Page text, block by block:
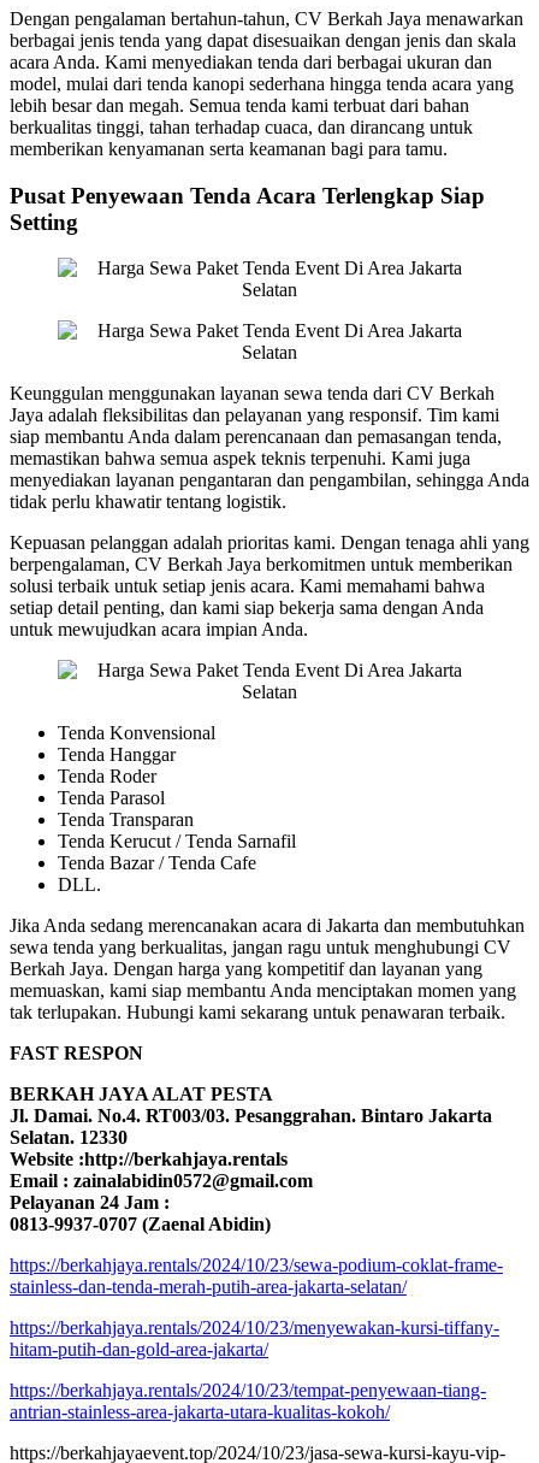
Dengan pengalaman bertahun-tahun, CV Berkah Jaya menawarkan
berbagai jenis tenda yang dapat disesuaikan dengan jenis dan skala
acara Anda. Kami menyediakan tenda dari berbagai ukuran dan
model, mulai dari tenda kanopi sederhana hingga tenda acara yang
lebih besar dan megah. Semua tenda kami terbuat dari bahan
berkualitas tinggi, tahan terhadap cuaca, dan dirancang untuk
memberikan kenyamanan serta keamanan bagi para tamu.
Pusat Penyewaan Tenda Acara Terlengkap Siap
Setting
Keunggulan menggunakan layanan sewa tenda dari CV Berkah
Jaya adalah fleksibilitas dan pelayanan yang responsif. Tim kami
siap membantu Anda dalam perencanaan dan pemasangan tenda,
memastikan bahwa semua aspek teknis terpenuhi. Kami juga
menyediakan layanan pengantaran dan pengambilan, sehingga Anda
tidak perlu khawatir tentang logistik.
Kepuasan pelanggan adalah prioritas kami. Dengan tenaga ahli yang
berpengalaman, CV Berkah Jaya berkomitmen untuk memberikan
solusi terbaik untuk setiap jenis acara. Kami memahami bahwa
setiap detail penting, dan kami siap bekerja sama dengan Anda
untuk mewujudkan acara impian Anda.
Tenda Konvensional
Tenda Hanggar
Tenda Roder
Tenda Parasol
Tenda Transparan
Tenda Kerucut / Tenda Sarnafil
Tenda Bazar / Tenda Cafe
DLL.
Jika Anda sedang merencanakan acara di Jakarta dan membutuhkan
sewa tenda yang berkualitas, jangan ragu untuk menghubungi CV
Berkah Jaya. Dengan harga yang kompetitif dan layanan yang
memuaskan, kami siap membantu Anda menciptakan momen yang
tak terlupakan. Hubungi kami sekarang untuk penawaran terbaik.
FAST RESPON
BERKAH JAYA ALAT PESTA
Jl. Damai. No.4. RT003/03. Pesanggrahan. Bintaro Jakarta
Selatan. 12330
Website :http://berkahjaya.rentals
Email : zainalabidin0572@gmail.com
Pelayanan 24 Jam :
0813-9937-0707 (Zaenal Abidin)
https://berkahjaya.rentals/2024/10/23/sewa-podium-coklat-frame-
stainless-dan-tenda-merah-putih-area-jakarta-selatan/
https://berkahjaya.rentals/2024/10/23/menyewakan-kursi-tiffany-
hitam-putih-dan-gold-area-jakarta/
https://berkahjaya.rentals/2024/10/23/tempat-penyewaan-tiang-
antrian-stainless-area-jakarta-utara-kualitas-kokoh/
https://berkahjayaevent.top/2024/10/23/jasa-sewa-kursi-kayu-vip-